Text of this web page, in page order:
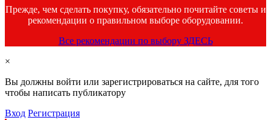
Прежде, чем сделать покупку, обязательно почитайте советы и
рекомендации о правильном выборе оборудовании.
Все рекомендации по выбору ЗДЕСЬ
×
Вы должны войти или зарегистрироваться на сайте, для того
чтобы написать публикатору
Вход Регистрация